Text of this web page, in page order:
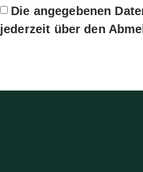
Die angegebenen
jederzeit über den